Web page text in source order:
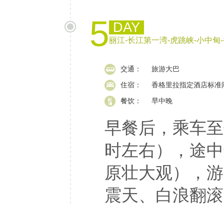
5 DAY
丽江-长江第一湾-虎跳峡-小中甸
交通： 旅游大巴
住宿： 香格里拉指定酒店标准
餐饮： 早中晚
早餐后，乘车
时左右），途
原壮大观），
震天、白浪翻